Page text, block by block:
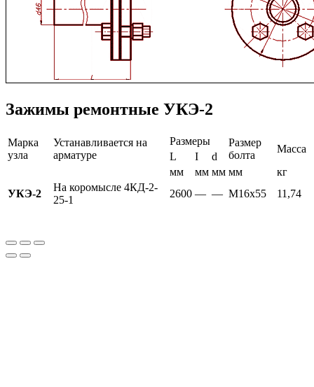
Зажимы ремонтные УКЭ-2
Марка
узла
Устанавливается на
арматуре
Размеры
Размер
болта
Масса
L I
d
мм
мм мм мм
кг
УКЭ-2
На коромысле 4КД-2-
25-1
2600 — — М16х55 11,74